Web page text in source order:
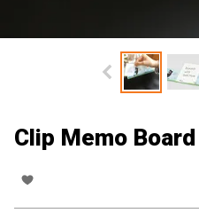
Clip Memo Board